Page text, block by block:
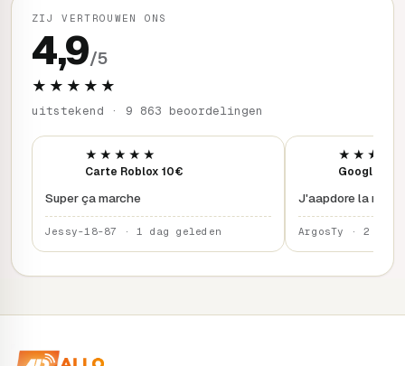
ZIJ VERTROUWEN ONS
4,9/5
★★★★★
uitstekend · 9 863 beoordelingen
★★★★★
Carte Roblox 10€
Super ça marche
Jessy-18-87 · 1 dag geleden
Google
J'aapdore la
ArgosTy · 2